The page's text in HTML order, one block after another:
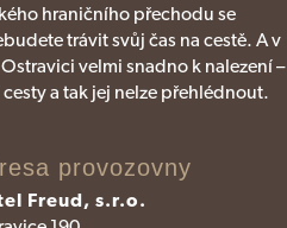
hraničního přechodu se
trávit svůj čas na cestě. A v
velmi snadno k nalezení –
a tak jej nelze přehlédnout.
provozovny
Freud, s.r.o.